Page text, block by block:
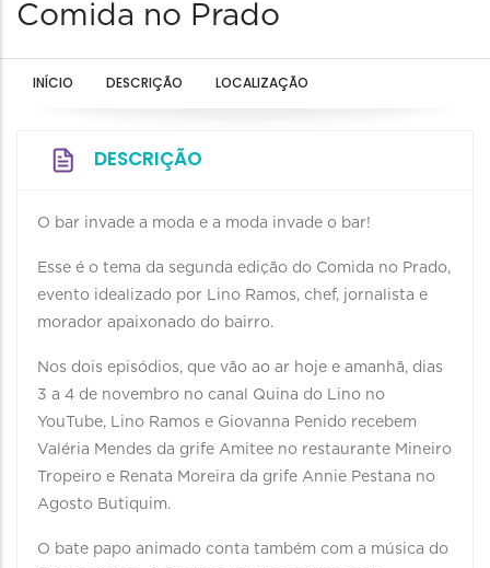
Comida no Prado
INÍCIO DESCRIÇÃO LOCALIZAÇÃO
DESCRIÇÃO
O bar invade a moda e a moda invade o bar!
Esse é o tema da segunda edição do Comida no Prado,
evento idealizado por Lino Ramos, chef, jornalista e
morador apaixonado do bairro.
Nos dois episódios, que vão ao ar hoje e amanhã, dias
3 a 4 de novembro no canal Quina do Lino no
YouTube, Lino Ramos e Giovanna Penido recebem
Valéria Mendes da grife Amitee no restaurante Mineiro
Tropeiro e Renata Moreira da grife Annie Pestana no
Agosto Butiquim.
O bate papo animado conta também com a música do